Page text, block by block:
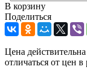
В корзину
Поделиться
Цена
отличаться от цен